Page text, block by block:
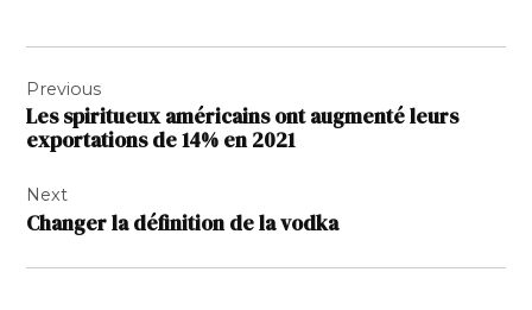
de
l’article
Previous
Les spiritueux américains ont augmenté leurs
exportations de 14% en 2021
Next
Changer la définition de la vodka